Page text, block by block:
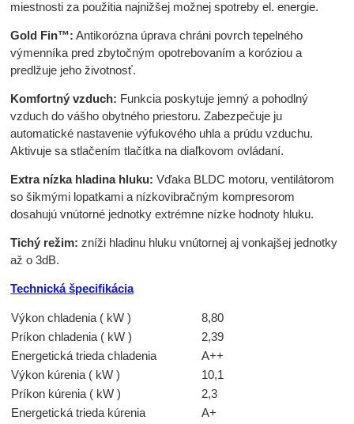
miestnosti za použitia najnižšej možnej spotreby el. energie.
Gold Fin™: Antikorózna úprava chráni povrch tepelného
výmenníka pred zbytočným opotrebovaním a koróziou a
predlžuje jeho životnosť.
Komfortný vzduch: Funkcia poskytuje jemný a pohodlný
vzduch do vášho obytného priestoru. Zabezpečuje ju
automatické nastavenie výfukového uhla a prúdu vzduchu.
Aktivuje sa stlačením tlačítka na diaľkovom ovládaní.
Extra nízka hladina hluku: Vďaka BLDC motoru, ventilátorom
so šikmými lopatkami a nízkovibračným kompresorom
dosahujú vnútorné jednotky extrémne nízke hodnoty hluku.
Tichý režim: zníži hladinu hluku vnútornej aj vonkajšej jednotky
až o 3dB.
Technická špecifikácia
Výkon chladenia ( kW )
8,80
Príkon chladenia ( kW )
2,39
Energetická trieda chladenia
A++
Výkon kúrenia ( kW )
10,1
Príkon kúrenia ( kW )
2,3
Energetická trieda kúrenia
A+